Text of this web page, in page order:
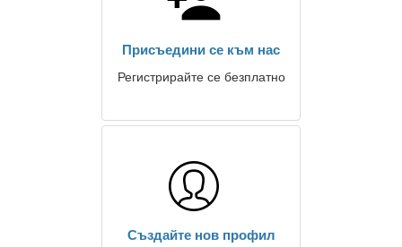
Присъедини се към нас
Регистрирайте се безплатно
Създайте нов профил